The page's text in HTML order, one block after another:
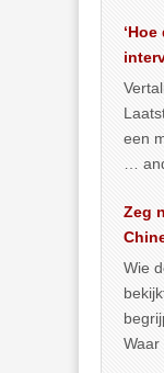
… >>
een
…
Zeg
Wie
Waar